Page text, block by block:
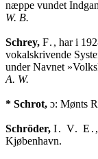
W. B.
Schrey, F. , har i
vokalskrivende
A. W.
* Schrot, ɔ: Mønts
Schröder, I. V. E.
Kjøbenhavn.